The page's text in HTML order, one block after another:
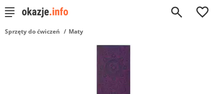
0
Sprzęty do ćwiczeń Maty